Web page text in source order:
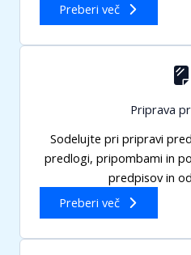
Preberi več
Priprava
Sodelujte pri pripravi
predlogi, pripombami in
predpisov in
Preberi več